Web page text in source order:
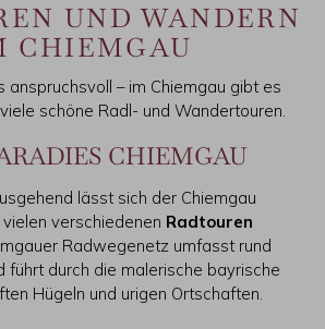
UND WANDERN
CHIEMGAU
anspruchsvoll – im Chiemgau gibt es
schöne Radl- und Wandertouren.
CHIEMGAU
lässt sich der Chiemgau
verschiedenen Radtouren
Radwegenetz umfasst rund
führt durch die malerische bayrische
Hügeln und urigen Ortschaften.